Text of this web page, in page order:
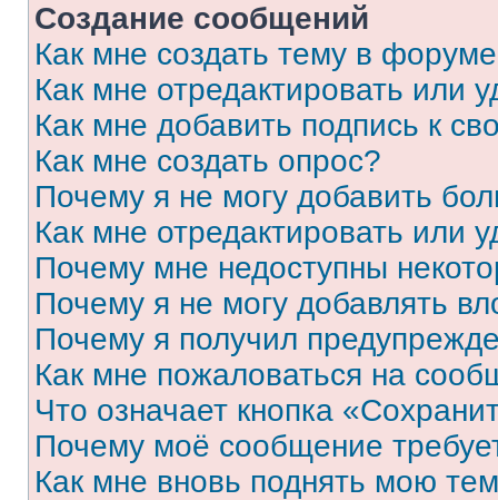
Создание сообщений
Как мне создать тему в
Как мне отредактировать или
Как мне добавить подпись к
Как мне создать опрос?
Почему я не могу добавить
Как мне отредактировать или
Почему мне недоступны
Почему я не могу добавлять
Почему я получил
Как мне пожаловаться на
Что означает кнопка
Почему моё сообщение
Как мне вновь поднять мою